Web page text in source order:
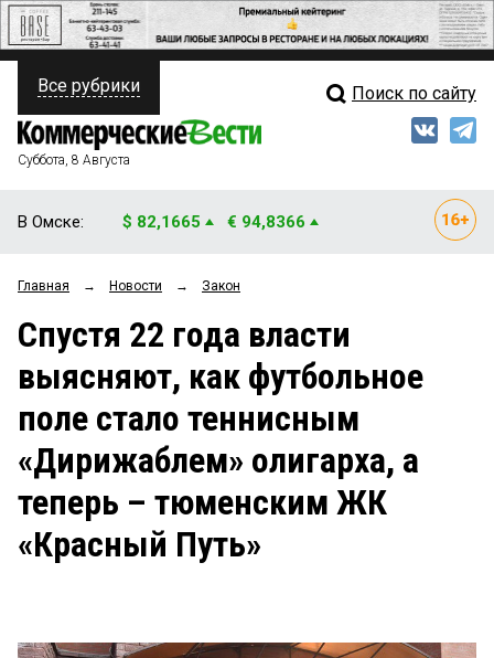
ПОЛИТИКА
ФИНАНСЫ
ОБЩЕСТВО
ЗАКОН
НОВОСТИ КОМПАНИЙ
ПРОИСШЕСТВИЯ
СТИЛЬ ЖИЗНИ
Свежий выпуск
Рейтинги
Блоги
Архив
Все рубрики Поиск по сайту
Суббота, 8 Августа
В Омске: $ 82,1665 € 94,8366
Главная → Новости → Закон
Спустя 22 года власти
выясняют, как футбольное
поле стало теннисным
«Дирижаблем» олигарха, а
теперь – тюменским ЖК
«Красный Путь»